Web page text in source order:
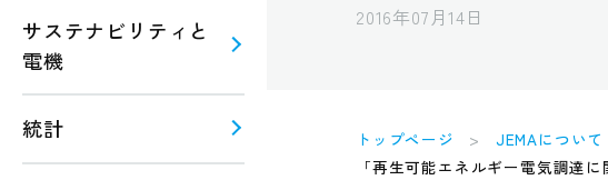
サステナビリティと
電機
統計
2016年07月14日
トップページ JEMAについて
「再生可能エネルギー電気調達